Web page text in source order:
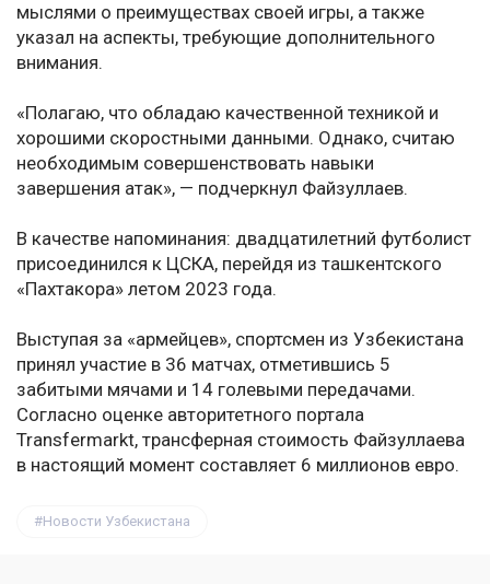
мыслями о преимуществах своей игры, а также
указал на аспекты, требующие дополнительного
внимания.
«Полагаю, что обладаю качественной техникой и
хорошими скоростными данными. Однако, считаю
необходимым совершенствовать навыки
завершения атак», — подчеркнул Файзуллаев.
В качестве напоминания: двадцатилетний футболист
присоединился к ЦСКА, перейдя из ташкентского
«Пахтакора» летом 2023 года.
Выступая за «армейцев», спортсмен из Узбекистана
принял участие в 36 матчах, отметившись 5
забитыми мячами и 14 голевыми передачами.
Согласно оценке авторитетного портала
Transfermarkt, трансферная стоимость Файзуллаева
в настоящий момент составляет 6 миллионов евро.
Новости Узбекистана